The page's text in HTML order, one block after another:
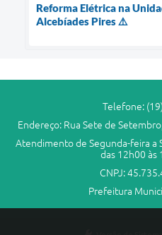
Reforma Elétrica na
Alcebíades Pires ⚠️
Telefone:
Endereço: Rua Sete de
Atendimento de Segunda-feira a
das 12h00 às
CNPJ:
Prefeitura